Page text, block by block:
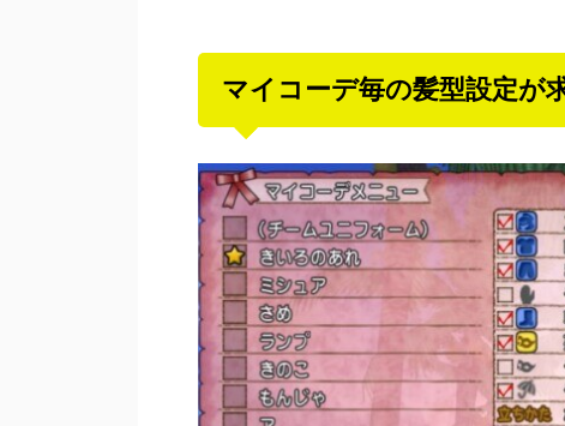
マイコーデ毎の髪型設定が